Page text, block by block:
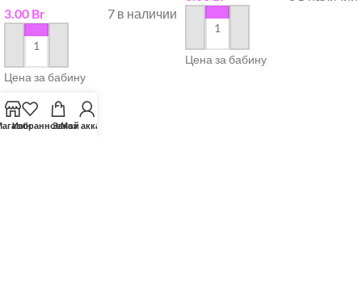
3.00 Br 7 в наличии
в корзину
Цена за бабину
в корзину
Цена за бабину
ИзбранноеЗаказ
Мой аккаунт